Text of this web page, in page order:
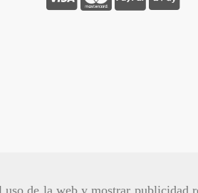
de la web y mostrar publicidad